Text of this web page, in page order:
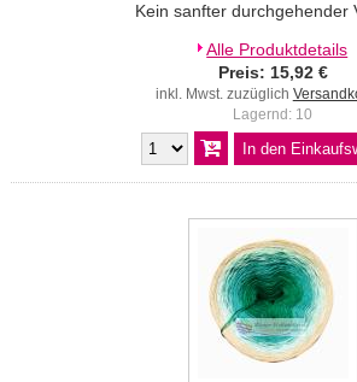
Kein sanfter durchgehender
Alle Produktdetails
Preis: 15,92 €
inkl. Mwst. zuzüglich
Lagernd: 10